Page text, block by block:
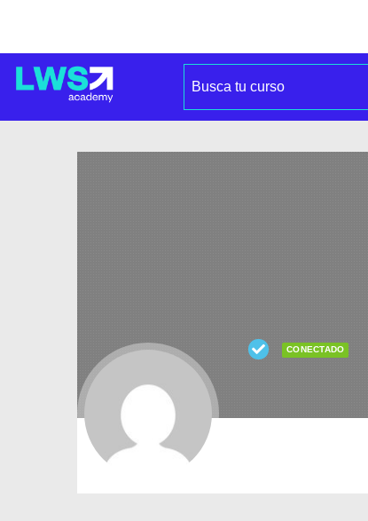
CONECTADO